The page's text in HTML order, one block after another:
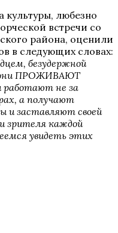
культуры, любезно
встречи со
района, оценили
в следующих словах:
безудержной
они ПРОЖИВАЮТ
работают не за
а получают
и заставляют своей
зрителя каждой
увидеть этих